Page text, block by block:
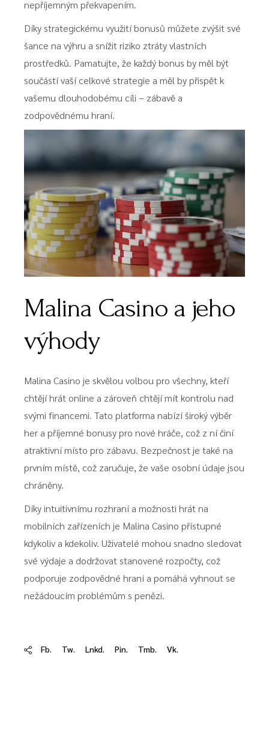
nepříjemným překvapením.
Díky strategickému využití bonusů můžete zvýšit své
šance na výhru a snížit riziko ztráty vlastních
prostředků. Pamatujte, že každý bonus by měl být
součástí vaší celkové strategie a měl by přispět k
vašemu dlouhodobému cíli – zábavě a
zodpovědnému hraní.
Malina Casino a jeho
výhody
Malina Casino je skvělou volbou pro všechny, kteří
chtějí hrát online a zároveň chtějí mít kontrolu nad
svými financemi. Tato platforma nabízí široký výběr
her a příjemné bonusy pro nové hráče, což z ní činí
atraktivní místo pro zábavu. Bezpečnost je také na
prvním místě, což zaručuje, že vaše osobní údaje jsou
chráněny.
Díky intuitivnímu rozhraní a možnosti hrát na
mobilních zařízeních je Malina Casino přístupné
kdykoliv a kdekoliv. Uživatelé mohou snadno sledovat
své výdaje a dodržovat stanovené rozpočty, což
podporuje zodpovědné hraní a pomáhá vyhnout se
nežádoucím problémům s penězi.
Fb. Tw. Lnkd. Pin. Tmb. Vk.